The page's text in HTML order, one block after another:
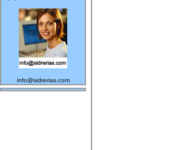
info@sidrerias.com